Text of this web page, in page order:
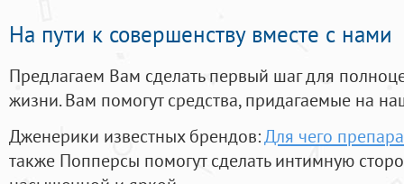
На пути к совершенству вместе с нами
Предлагаем Вам сделать первый шаг для
жизни. Вам помогут средства, придагаемые на
Дженерики известных брендов:Для чего
также Попперсы помогут сделать интимную